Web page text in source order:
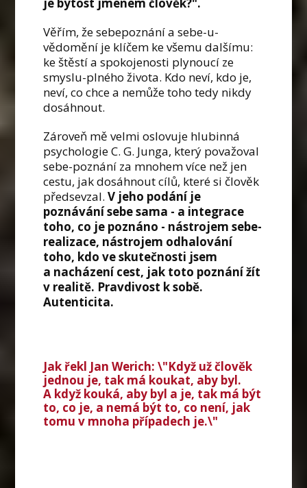
Věřím, že sebepoznání a sebe-u-
vědomění je klíčem ke všemu dalšímu:
ke štěstí a spokojenosti plynoucí ze
smyslu-plného života. Kdo neví, kdo je,
neví, co chce a nemůže toho tedy nikdy
dosáhnout.
Zároveň mě velmi oslovuje hlubinná
psychologie C. G. Junga, který považoval
sebe-poznání za mnohem více než jen
cestu, jak dosáhnout cílů, které si člověk
předsevzal. V jeho podání je
poznávání sebe sama - a integrace
toho, co je poznáno - nástrojem sebe-
realizace, nástrojem odhalování
toho, kdo ve skutečnosti jsem
a nacházení cest, jak toto poznání žít
v realitě. Pravdivost k sobě.
Autenticita.
Jak řekl Jan Werich: \"Když už člověk
jednou je, tak má koukat, aby byl.
A když kouká, aby byl a je, tak má být
to, co je, a nemá být to, co není, jak
tomu v mnoha případech je.\"